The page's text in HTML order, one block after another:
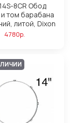
8CR Обод
том барабана
литой, Dixon
4780р.